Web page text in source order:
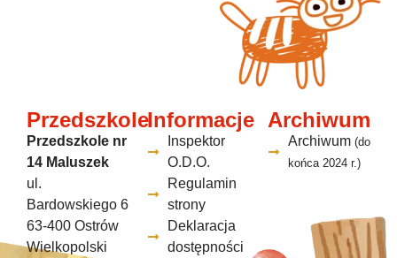
Przedszkole
Przedszkole nr
14 Maluszek
ul.
Bardowskiego 6
63-400 Ostrów
Wielkopolski
Informacje
Inspektor
O.D.O.
Regulamin
strony
Deklaracja
dostępności
Archiwum
Archiwum (do
końca 2024 r.)